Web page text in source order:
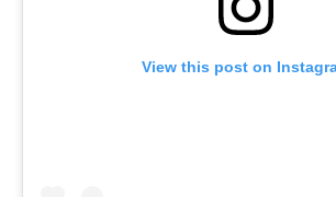
View this post on